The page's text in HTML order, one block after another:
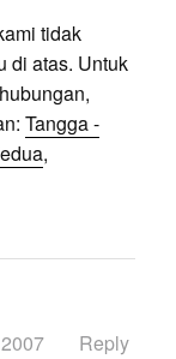
tidak
di atas. Untuk
Tangga -
,
Reply